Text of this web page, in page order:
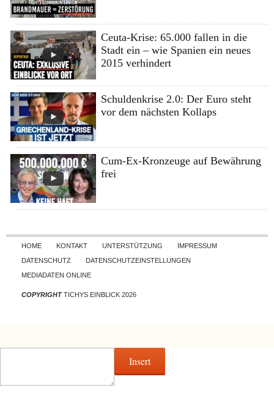
Ceuta-Krise: 65.000 fallen in die
Stadt ein – wie Spanien ein neues
2015 verhindert
Schuldenkrise 2.0: Der Euro steht
vor dem nächsten Kollaps
Cum-Ex-Kronzeuge auf Bewährung
frei
Skip to content
HOME KONTAKT UNTERSTÜTZUNG
IMPRESSUM
DATENSCHUTZ
DATENSCHUTZEINSTELLUNGEN
MEDIADATEN ONLINE
COPYRIGHTTICHYS EINBLICK 2026
Insert